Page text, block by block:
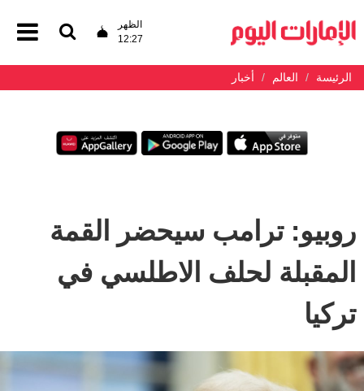
الظهر
12:27
الرئيسة العالم أخبار
روبيو: ترامب سيحضر القمة
المقبلة لحلف الاطلسي في
تركيا